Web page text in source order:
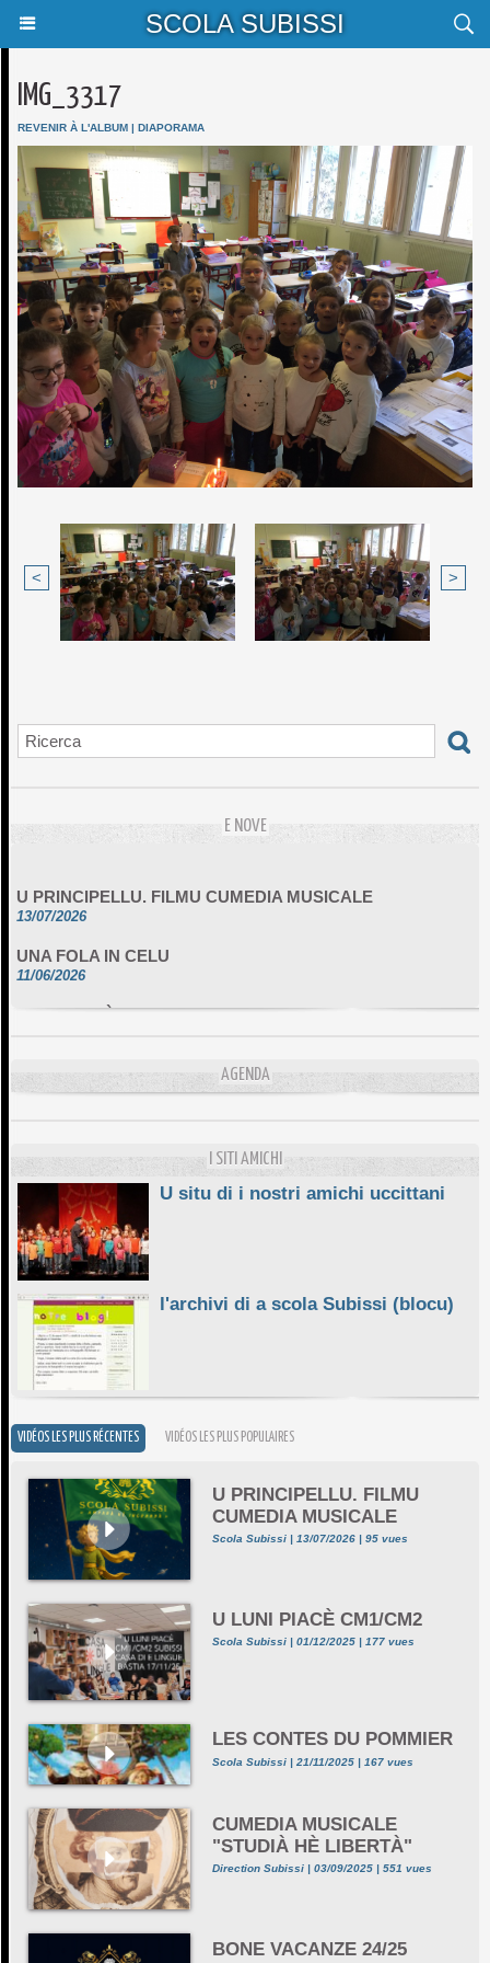
SCOLA SUBISSI
IMG_3317
REVENIR À L'ALBUM | DIAPORAMA
< >
E NOVE
13/07/2026
11/06/2026
DA SCIMULÌ
10/06/2026 AGENDA
I SITI AMICHI
U situ di i nostri amichi uccittani
l'archivi di a scola Subissi (blocu)
VIDÉOS LES PLUS RÉCENTES VIDÉOS LES PLUS POPULAIRES
U PRINCIPELLU. FILMU
CUMEDIA MUSICALE
Scola Subissi | 13/07/2026 | 95 vues
U LUNI PIACÈ CM1/CM2
Scola Subissi | 01/12/2025 | 177 vues
LES CONTES DU POMMIER
Scola Subissi | 21/11/2025 | 167 vues
CUMEDIA MUSICALE
"STUDIÀ HÈ LIBERTÀ"
Direction Subissi | 03/09/2025 | 551 vues
BONE VACANZE 24/25